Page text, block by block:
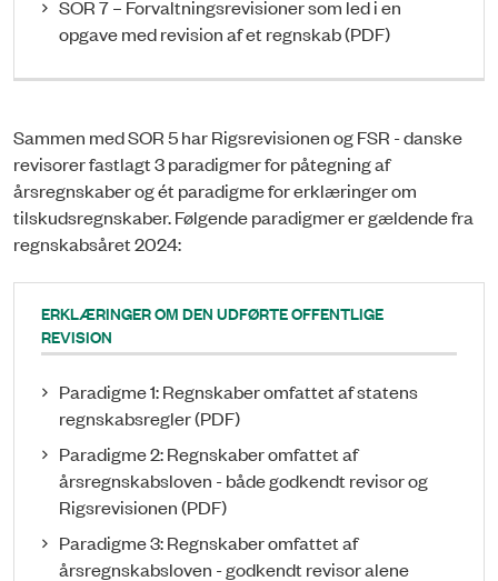
SOR 7 – Forvaltningsrevisioner som led i en
opgave med revision af et regnskab (PDF)
Sammen med SOR 5 har Rigsrevisionen og FSR - danske
revisorer fastlagt 3 paradigmer for påtegning af
årsregnskaber og ét paradigme for erklæringer om
tilskudsregnskaber. Følgende paradigmer er gældende fra
regnskabsåret 2024:
ERKLÆRINGER OM DEN UDFØRTE OFFENTLIGE
REVISION
Paradigme 1: Regnskaber omfattet af statens
regnskabsregler (PDF)
Paradigme 2: Regnskaber omfattet af
årsregnskabsloven - både godkendt revisor og
Rigsrevisionen (PDF)
Paradigme 3: Regnskaber omfattet af
årsregnskabsloven - godkendt revisor alene